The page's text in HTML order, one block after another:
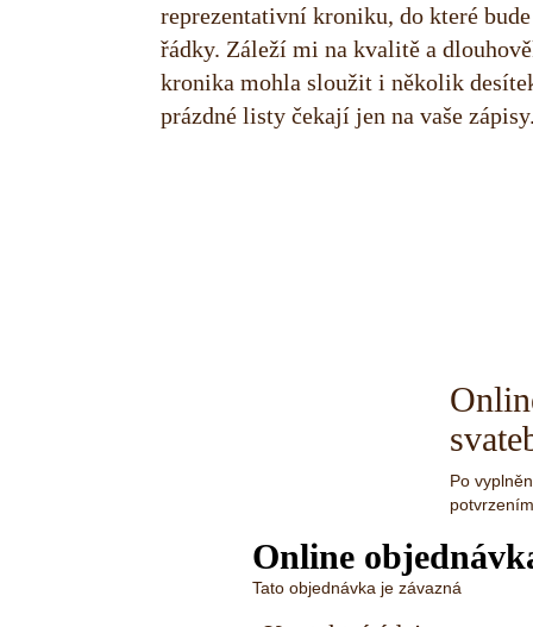
reprezentativní kroniku, do které
řádky. Záleží mi na kvalitě a
kronika mohla sloužit i několik
prázdné listy čekají jen na vaše
Po
Online
Tato objednávka je závazná